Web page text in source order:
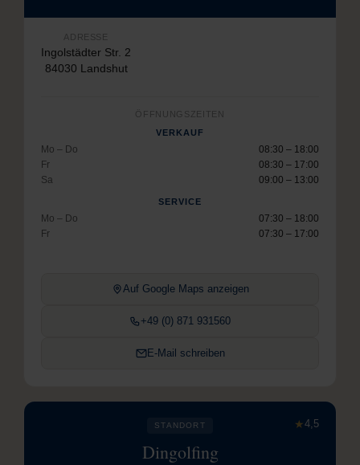
ADRESSE
Ingolstädter Str. 2
84030 Landshut
ÖFFNUNGSZEITEN
VERKAUF
Mo – Do
08:30 – 18:00
Fr
08:30 – 17:00
Sa
09:00 – 13:00
SERVICE
Mo – Do
07:30 – 18:00
Fr
07:30 – 17:00
Auf Google Maps anzeigen
+49 (0) 871 931560
E-Mail schreiben
★4,5
STANDORT
Dingolfing